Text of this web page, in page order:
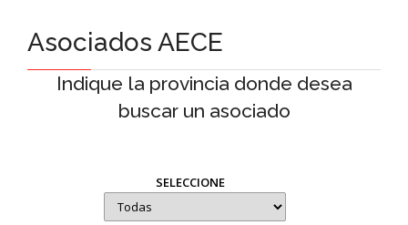
Asociados AECE
Indique la provincia donde desea
buscar un asociado
SELECCIONE